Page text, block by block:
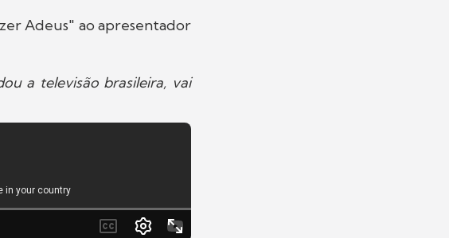
Adeus" ao apresentador
a televisão brasileira, vai